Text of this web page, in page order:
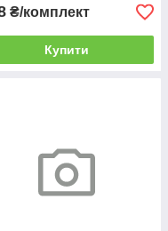
₴/комплект
Купити